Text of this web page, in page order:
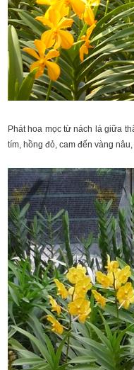
Phát hoa mọc từ nách lá giữa
tím, hồng đỏ, cam đến vàng